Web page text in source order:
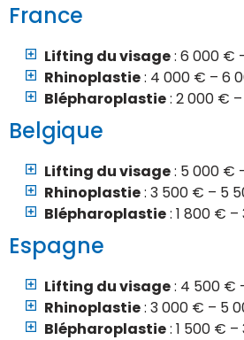
France
Lifting du visage: 6 000 €
Rhinoplastie: 4 000 € – 6
Blépharoplastie: 2 000 €
Belgique
Lifting du visage: 5 000 €
Rhinoplastie: 3 500 € – 5
Blépharoplastie: 1 800 €
Espagne
Lifting du visage: 4 500 €
Rhinoplastie: 3 000 € – 5
Blépharoplastie: 1 500 €